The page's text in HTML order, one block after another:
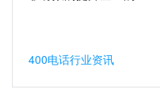
400电话行业资讯